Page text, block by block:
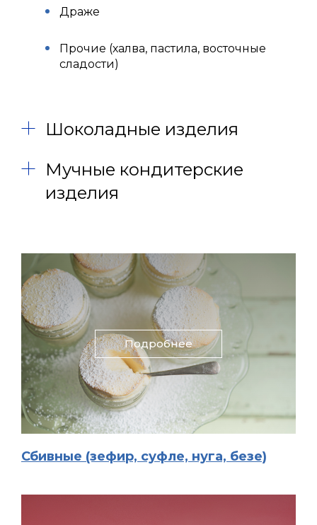
Драже
Прочие (халва, пастила, восточные
сладости)
Шоколадные изделия
Мучные кондитерские
изделия
Подробнее
Сбивные (зефир, суфле, нуга, безе)